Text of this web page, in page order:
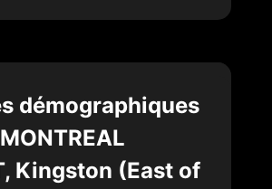
démographiques
Kingston (East of